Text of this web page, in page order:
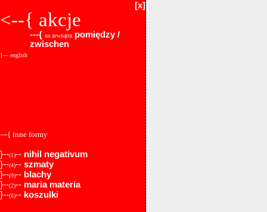
[x]
<--{ akcje
---{ na zewnątrz pomiędzy /
zwischen
}--- english
---{ inne formy
}--(1)-- nihil negativum
}--(4)-- szmaty
}--(9)-- blachy
}--(2)-- maria materia
}--(6)-- koszulki